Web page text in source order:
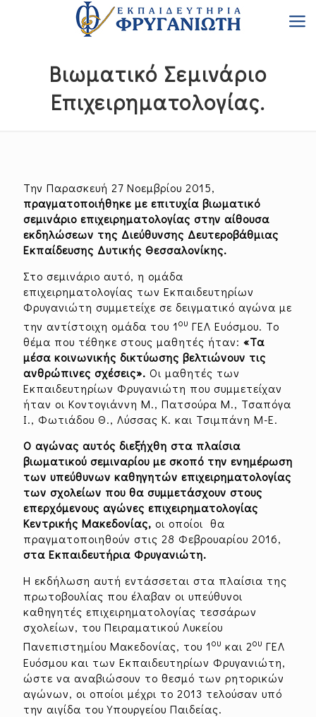
Bιωματικό Σεμινάριο
Επιχειρηματολογίας.
Την Παρασκευή 27 Νοεμβρίου 2015,
πραγματοποιήθηκε με επιτυχία βιωματικό
σεμινάριο επιχειρηματολογίας στην αίθουσα
εκδηλώσεων της Διεύθυνσης Δευτεροβάθμιας
Εκπαίδευσης Δυτικής Θεσσαλονίκης.
Στο σεμινάριο αυτό, η ομάδα
επιχειρηματολογίας των Εκπαιδευτηρίων
Φρυγανιώτη συμμετείχε σε δειγματικό αγώνα με
την αντίστοιχη ομάδα του 1ου ΓΕΛ Ευόσμου. Το
θέμα που τέθηκε στους μαθητές ήταν: «Τα
μέσα κοινωνικής δικτύωσης βελτιώνουν τις
ανθρώπινες σχέσεις». Οι μαθητές των
Εκπαιδευτηρίων Φρυγανιώτη που συμμετείχαν
ήταν οι Κοντογιάννη Μ., Πατσούρα Μ., Τσαπόγα
Ι., Φωτιάδου Θ., Λύσσας Κ. και Τσιμπάνη Μ-Ε.
Ο αγώνας αυτός διεξήχθη στα πλαίσια
βιωματικού σεμιναρίου με σκοπό την ενημέρωση
των υπεύθυνων καθηγητών επιχειρηματολογίας
των σχολείων που θα συμμετάσχουν στους
επερχόμενους αγώνες επιχειρηματολογίας
Κεντρικής Μακεδονίας, οι οποίοι θα
πραγματοποιηθούν στις 28 Φεβρουαρίου 2016,
στα Εκπαιδευτήρια Φρυγανιώτη.
Η εκδήλωση αυτή εντάσσεται στα πλαίσια της
πρωτοβουλίας που έλαβαν οι υπεύθυνοι
καθηγητές επιχειρηματολογίας τεσσάρων
σχολείων, του Πειραματικού Λυκείου
Πανεπιστημίου Μακεδονίας, του 1ου και 2ου ΓΕΛ
Ευόσμου και των Εκπαιδευτηρίων Φρυγανιώτη,
ώστε να αναβιώσουν το θεσμό των ρητορικών
αγώνων, οι οποίοι μέχρι το 2013 τελούσαν υπό
την αιγίδα του Yπουργείου Παιδείας.